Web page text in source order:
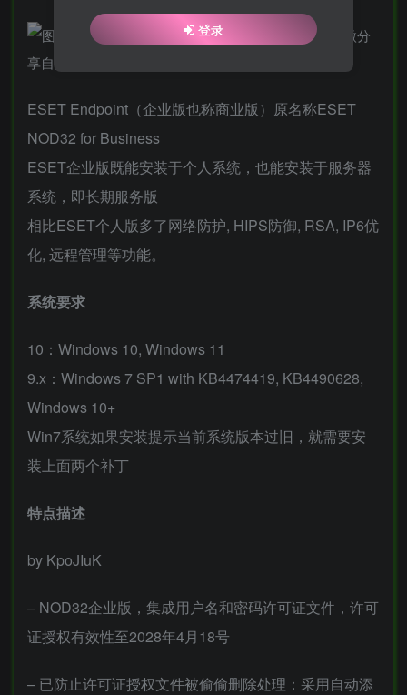
ESET Endpoint（企业版也称商业版）原名称ESET
NOD32 for Business
ESET企业版既能安装于个人系统，也能安装于服务器
系统，即长期服务版
相比ESET个人版多了网络防护, HIPS防御, RSA, IP6优
化, 远程管理等功能。
系统要求
10：Windows 10, Windows 11
9.x：Windows 7 SP1 with KB4474419, KB4490628,
Windows 10+
Win7系统如果安装提示当前系统版本过旧，就需要安
装上面两个补丁
特点描述
by KpoJIuK
– NOD32企业版，集成用户名和密码许可证文件，许可
证授权有效性至2028年4月18号
– 已防止许可证授权文件被偷偷删除处理：采用自动添
登录